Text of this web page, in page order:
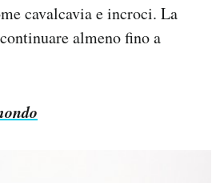
cavalcavia e incroci. La
almeno fino a